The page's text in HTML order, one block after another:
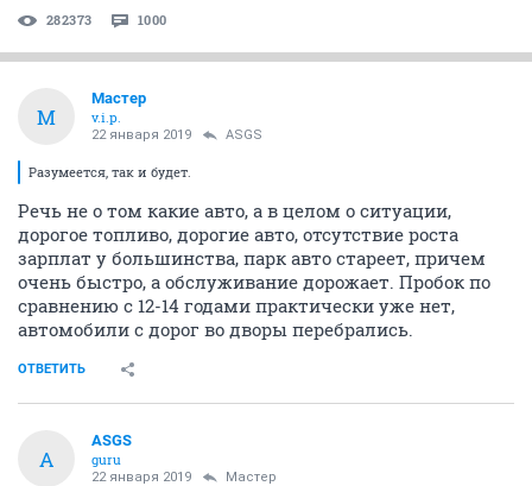
282373 1000
М
Мастер
v.i.p.
22 января 2019 ASGS
Разумеется, так и будет.
Речь не о том какие авто, а в целом о ситуации,
дорогое топливо, дорогие авто, отсутствие роста
зарплат у большинства, парк авто стареет, причем
очень быстро, а обслуживание дорожает. Пробок по
сравнению с 12-14 годами практически уже нет,
автомобили с дорог во дворы перебрались.
ОТВЕТИТЬ
A
ASGS
guru
22 января 2019 Мастер